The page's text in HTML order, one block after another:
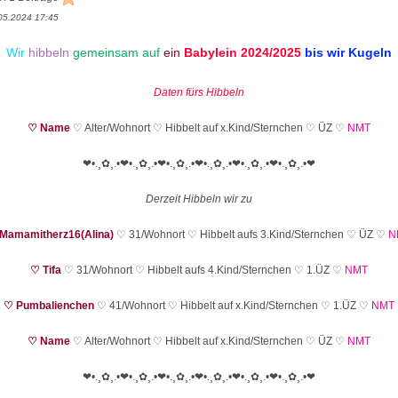
17:45
Wir hibbeln gemeinsam auf ein Babylein 2024/2025 bis wir Kugeln
Daten fürs Hibbeln
♡ Name ♡ Alter/Wohnort ♡ Hibbelt auf x.Kind/Sternchen ♡ ÜZ ♡ NMT
❤•.¸✿¸.•❤•.¸✿¸.•❤•.¸✿¸.•❤•.¸✿¸.•❤•.¸✿¸.•❤•.¸✿¸.•❤
Derzeit Hibbeln wir zu
♡ 31/Wohnort ♡ Hibbelt aufs 3.Kind/Sternchen ♡ ÜZ ♡
♡ Tifa ♡ 31/Wohnort ♡ Hibbelt aufs 4.Kind/Sternchen ♡ 1.ÜZ ♡ NMT
♡ Pumbalienchen ♡ 41/Wohnort ♡ Hibbelt auf x.Kind/Sternchen ♡ 1.ÜZ ♡ NMT
♡ Name ♡ Alter/Wohnort ♡ Hibbelt auf x.Kind/Sternchen ♡ ÜZ ♡ NMT
❤•.¸✿¸.•❤•.¸✿¸.•❤•.¸✿¸.•❤•.¸✿¸.•❤•.¸✿¸.•❤•.¸✿¸.•❤